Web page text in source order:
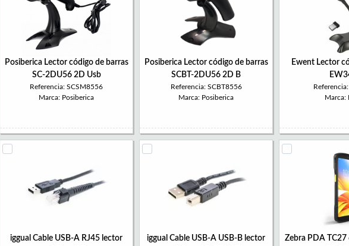
Posiberica Lector código de barras
SC-2DU56 2D Usb
Referencia: SCSM8556
Marca: Posiberica
Posiberica Lector código de barras
SCBT-2DU56 2D B
Referencia: SCBT8556
Marca: Posiberica
Ewent Lector
Marca:
iggual Cable USB-A RJ45 lector
iggual Cable USB-A USB-B lector
Zebra PDA